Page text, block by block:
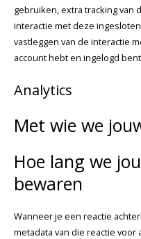
gebruiken, extra tracking van
interactie met deze
vastleggen van de interactie
account hebt en ingelogd
Analytics
Met wie we
Hoe lang we
bewaren
Wanneer je een reactie
metadata van die reactie